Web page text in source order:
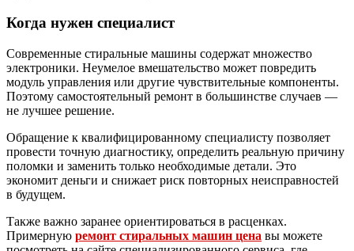
Когда нужен специалист
Современные стиральные машины содержат множество
электроники. Неумелое вмешательство может повредить
модуль управления или другие чувствительные компоненты.
Поэтому самостоятельный ремонт в большинстве случаев —
не лучшее решение.
Обращение к квалифицированному специалисту позволяет
провести точную диагностику, определить реальную причину
поломки и заменить только необходимые детали. Это
экономит деньги и снижает риск повторных неисправностей
в будущем.
Также важно заранее ориентироваться в расценках.
Примерную ремонт стиральных машин цена вы можете